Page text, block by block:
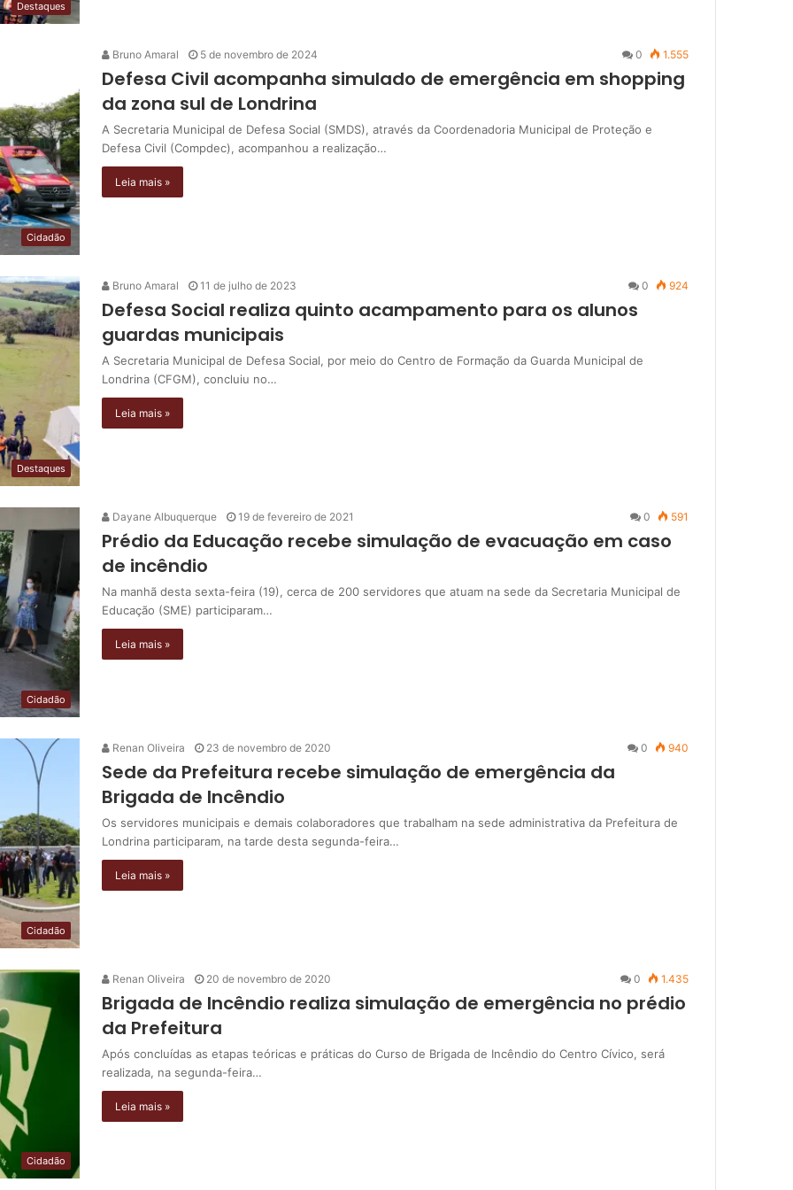
Destaques
Cidadão
Bruno Amaral 5 de novembro de 2024 0 1.555
Defesa Civil acompanha simulado de emergência em shopping
da zona sul de Londrina
A Secretaria Municipal de Defesa Social (SMDS), através da Coordenadoria Municipal de Proteção e
Defesa Civil (Compdec), acompanhou a realização…
Leia mais »
Destaques
Bruno Amaral 11 de julho de 2023 0 924
Defesa Social realiza quinto acampamento para os alunos
guardas municipais
A Secretaria Municipal de Defesa Social, por meio do Centro de Formação da Guarda Municipal de
Londrina (CFGM), concluiu no…
Leia mais »
Cidadão
Dayane Albuquerque 19 de fevereiro de 2021 0 591
Prédio da Educação recebe simulação de evacuação em caso
de incêndio
Na manhã desta sexta-feira (19), cerca de 200 servidores que atuam na sede da Secretaria Municipal de
Educação (SME) participaram…
Leia mais »
Cidadão
Renan Oliveira 23 de novembro de 2020 0 940
Sede da Prefeitura recebe simulação de emergência da
Brigada de Incêndio
Os servidores municipais e demais colaboradores que trabalham na sede administrativa da Prefeitura de
Londrina participaram, na tarde desta segunda-feira…
Leia mais »
Cidadão
Renan Oliveira 20 de novembro de 2020 0 1.435
Brigada de Incêndio realiza simulação de emergência no prédio
da Prefeitura
Após concluídas as etapas teóricas e práticas do Curso de Brigada de Incêndio do Centro Cívico, será
realizada, na segunda-feira…
Leia mais »